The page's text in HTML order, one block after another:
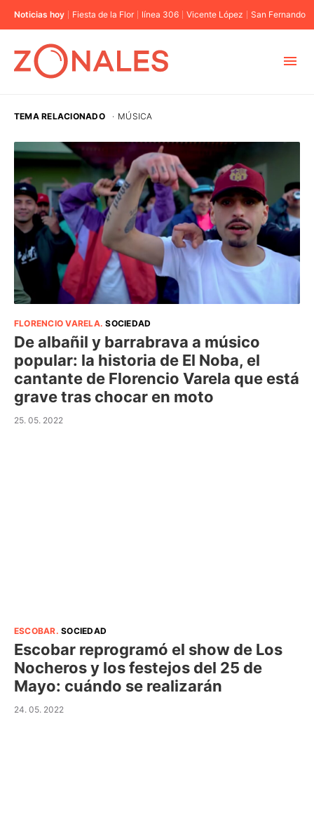
Noticias hoy Fiesta de la Flor línea 306 Vicente López San Fernando
CABA
BUENOS AIRES
PROVINCIAS
ELECCIONES 2023
TEMA RELACIONADO · MÚSICA
FLORENCIO VARELA.SOCIEDAD
De albañil y barrabrava a músico
popular: la historia de El Noba, el
cantante de Florencio Varela que está
grave tras chocar en moto
25. 05. 2022
ESCOBAR.SOCIEDAD
Escobar reprogramó el show de Los
Nocheros y los festejos del 25 de
Mayo: cuándo se realizarán
24. 05. 2022